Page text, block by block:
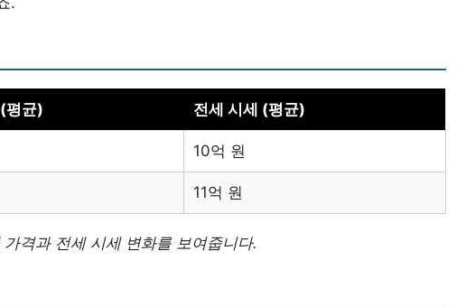
평균) 전세 시세 (평균)
10억 원
11억 원
격과 전세 시세 변화를 보여줍니다.